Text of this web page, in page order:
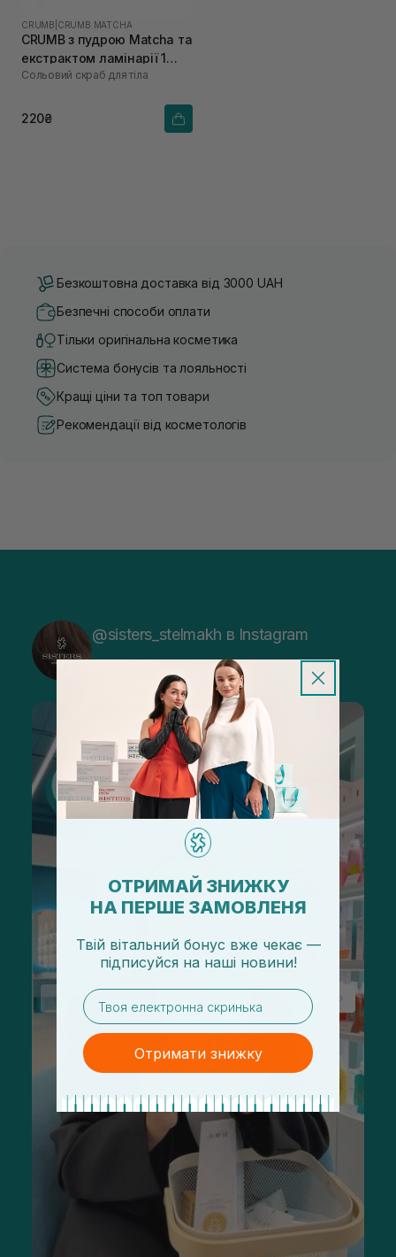
CRUMB CRUMB MATCHA
CRUMB з пудрою Matcha та
екстрактом ламінарії 1
саше х 60 г
Сольовий скраб для тіла
220₴
Безкоштовна доставка від 3000 UAH
Безпечні способи оплати
Тільки оригінальна косметика
Система бонусів та лояльності
Кращі ціни та топ товари
Рекомендації від косметологів
@sisters_stelmakh в Instagram
ОТРИМАЙ ЗНИЖКУ
НА ПЕРШЕ ЗАМОВЛЕНЯ
Твій вітальний бонус вже чекає —
підписуйся на наші новини!
email
Отримати знижку